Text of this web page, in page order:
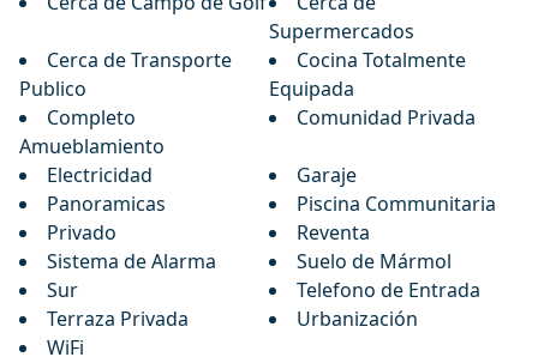
Supermercados
Cerca de Transporte
Publico
Cocina Totalmente
Equipada
Completo
Amueblamiento
Comunidad Privada
Electricidad
Garaje
Panoramicas
Piscina Communitaria
Privado
Reventa
Sistema de Alarma
Suelo de Mármol
Sur
Telefono de Entrada
Terraza Privada
Urbanización
WiFi